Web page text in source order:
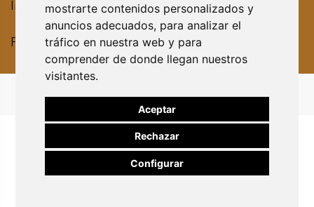
mostrarte contenidos personalizados y
anuncios adecuados, para analizar el
tráfico en nuestra web y para
comprender de donde llegan nuestros
visitantes.
Aceptar
Rechazar
Configurar
Information
Follow us